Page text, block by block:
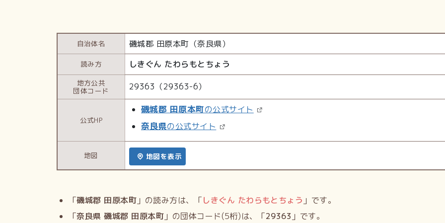
自治体名 磯城郡 田原本町（奈良県）
読み方 しきぐん たわらもとちょう
地方公共
団体コード
29363（29363-6）
公式HP
磯城郡 田原本町の公式サイト
奈良県の公式サイト
地図 地図を表示
「磯城郡 田原本町 」の読み方は、「しきぐん たわらもとちょう 」です。
「奈良県 磯城郡 田原本町 」の団体コード(5桁)は、「29363 」です。